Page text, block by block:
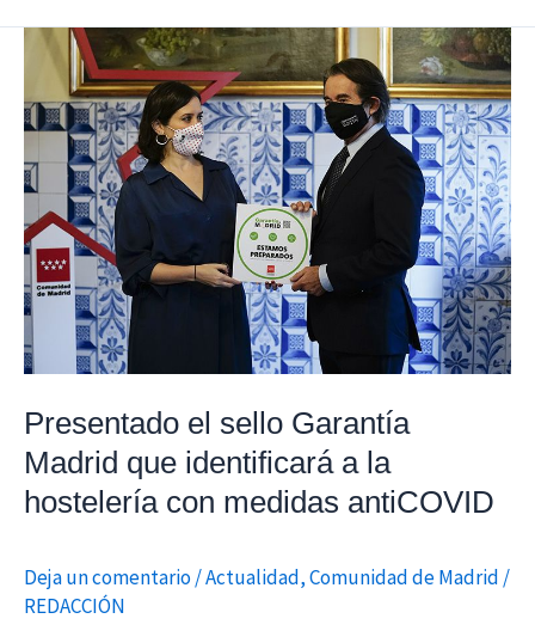
Presentado el sello Garantía
Madrid que identificará a la
hostelería con medidas antiCOVID
Deja un comentario/Actualidad,Comunidad de Madrid /
REDACCIÓN
Presentado
sello
Garantía
Madrid
que
identificará
la
hostelería
con
medidas
antiCOVID